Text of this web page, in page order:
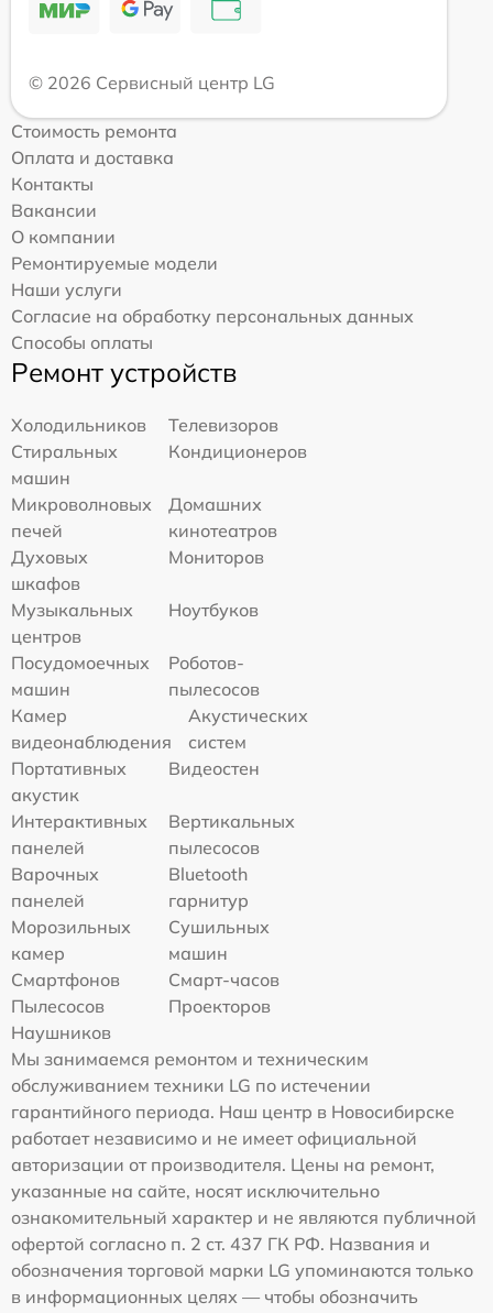
© 2026 Сервисный центр LG
Стоимость ремонта
Оплата и доставка
Контакты
Вакансии
О компании
Ремонтируемые модели
Наши услуги
Согласие на обработку персональных данных
Способы оплаты
Ремонт устройств
Холодильников
Телевизоров
Стиральных
машин
Кондиционеров
Микроволновых
печей
Домашних
кинотеатров
Духовых
шкафов
Мониторов
Музыкальных
центров
Ноутбуков
Посудомоечных
машин
Роботов-
пылесосов
Камер
видеонаблюдения
Акустических
систем
Портативных
акустик
Видеостен
Интерактивных
панелей
Вертикальных
пылесосов
Варочных
панелей
Bluetooth
гарнитур
Морозильных
камер
Сушильных
машин
Смартфонов
Смарт-часов
Пылесосов
Проекторов
Наушников
Мы занимаемся ремонтом и техническим
обслуживанием техники LG по истечении
гарантийного периода. Наш центр в Новосибирске
работает независимо и не имеет официальной
авторизации от производителя. Цены на ремонт,
указанные на сайте, носят исключительно
ознакомительный характер и не являются публичной
офертой согласно п. 2 ст. 437 ГК РФ. Названия и
обозначения торговой марки LG упоминаются только
в информационных целях — чтобы обозначить